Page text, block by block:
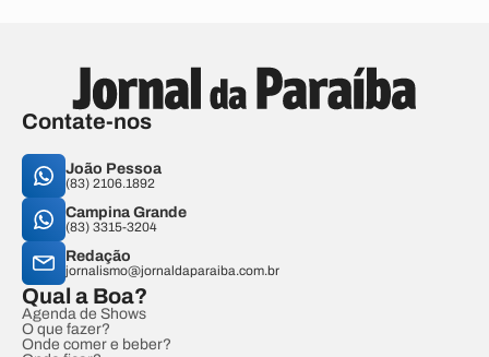
Contate-nos
João Pessoa
(83) 2106.1892
Campina Grande
(83) 3315-3204
Redação
jornalismo@jornaldaparaiba.com.br
Qual a Boa?
Agenda de Shows
O que fazer?
Onde comer e beber?